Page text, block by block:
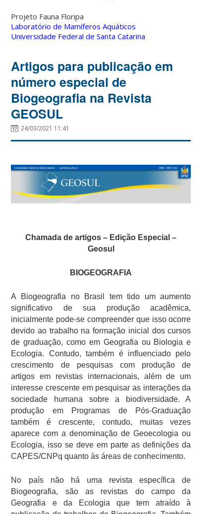
Projeto Fauna Floripa
Laboratório de Mamíferos Aquáticos
Universidade Federal de Santa Catarina
Artigos para publicação em
número especial de
Biogeografia na Revista
GEOSUL
24/03/2021 11:41
Chamada de artigos – Edição Especial –
Geosul
BIOGEOGRAFIA
A Biogeografia no Brasil tem tido um aumento
significativo de sua produção acadêmica,
inicialmente pode-se compreender que isso ocorre
devido ao trabalho na formação inicial dos cursos
de graduação, como em Geografia ou Biologia e
Ecologia. Contudo, também é influenciado pelo
crescimento de pesquisas com produção de
artigos em revistas internacionais, além de um
interesse crescente em pesquisar as interações da
sociedade humana sobre a biodiversidade. A
produção em Programas de Pós-Graduação
também é crescente, contudo, muitas vezes
aparece com a denominação de Geoecologia ou
Ecologia, isso se deve em parte as definições da
CAPES/CNPq quanto às áreas de conhecimento.
No país não há uma revista específica de
Biogeografia, são as revistas do campo da
Geografia e da Ecologia que tem atraído à